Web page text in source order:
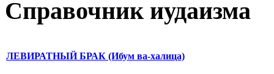
Справочник иудаизма
ЛЕВИРАТНЫЙ БРАК (Ибум ва-халица)